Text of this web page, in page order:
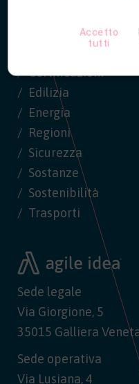
Altri Settori
Certificazioni
Edilizia
Energia
Regioni
Sicurezza
Sostanze
Sostenibilità
Trasporti
Sede legale
Via Giorgione, 5
35015 Galliera
Sede operativa
Via Lusiana, 4
Accetto
tutti